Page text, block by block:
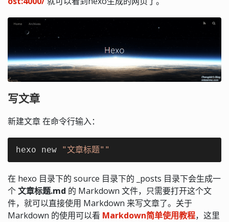
写文章
新建文章 在命令行输入：
hexo new "文章标题" "
在 hexo 目录下的 source 目录下的 _posts 目录下会生成一
个文章标题.md 的 Markdown 文件，只需要打开这个文
件，就可以直接使用 Markdown 来写文章了。关于
Markdown 的使用可以看 Markdown简单使用教程，这里